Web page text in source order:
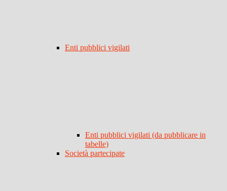
Enti pubblici vigilati
Enti pubblici vigilati (da pubblicare in
tabelle)
Società partecipate